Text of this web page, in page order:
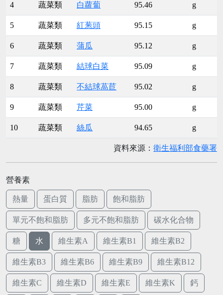
4 蔬菜類 白蘿蔔 95.46 g
5 蔬菜類 紅葱頭 95.15 g
6 蔬菜類 蒲瓜 95.12 g
7 蔬菜類 結球白菜 95.09 g
8 蔬菜類 不結球萵苣 95.02 g
9 蔬菜類 芹菜 95.00 g
10 蔬菜類 絲瓜 94.65 g
資料來源： 衛生福利部食藥署
營養素
熱量 蛋白質 脂肪 飽和脂肪
單元不飽和脂肪 多元不飽和脂肪 碳水化合物
糖 水 維生素A 維生素B1 維生素B2
維生素B3 維生素B6 維生素B9 維生素B12
維生素C 維生素D 維生素E 維生素K 鈣